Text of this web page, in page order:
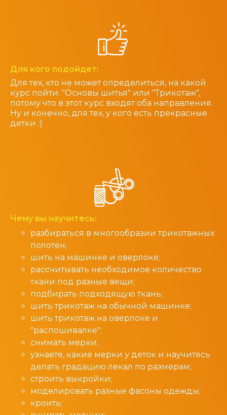
Для кого подойдет:
Для тех, кто не может определиться, на какой
курс пойти: "Основы шитья" или "Трикотаж",
потому что в этот курс входят оба направления.
Ну и конечно, для тех, у кого есть прекрасные
детки :)
Чему вы научитесь:
разбираться в многообразии трикотажных
полотен;
шить на машинке и оверлоке;
рассчитывать необходимое количество
ткани под разные вещи;
подбирать подходящую ткань;
шить трикотаж на обычной машинке;
шить трикотаж на оверлоке и
"распошивалке";
снимать мерки;
узнаете, какие мерки у деток и научитесь
делать градацию лекал по размерам;
строить выкройки;
моделировать разные фасоны одежды;
кроить;